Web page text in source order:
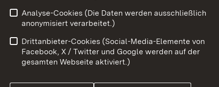
Benutzungshinweise
Barrierefreiheit
Datenschutz
Cookies
Analyse-Cookies (Die Daten werden ausschließlich
anonymisiert verarbeitet.)
Drittanbieter-Cookies (Social-Media-Elemente von
Facebook, X / Twitter und Google werden auf der
gesamten Webseite aktiviert.)